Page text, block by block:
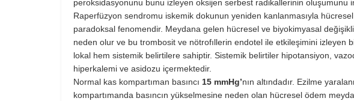
peroksidasyonunu bunu izleyen oksijen serbest radikallerinin oluşumunu
Raperfüzyon sendromu iskemik dokunun yeniden kanlanmasıyla
paradoksal fenomendir. Meydana gelen hücresel ve biyokimyasal
neden olur ve bu trombosit ve nötrofıllerin endotel ile etkileşimini izleyen
lokal hem sistemik belirtilere sahiptir. Sistemik belirtiler hipotansiyon,
hiperkalemi ve asidozu içermektedir.
Normal kas kompartıman basıncı 15 mmHg’nın altındadır. Ezilme
kompartımanda basıncın yükselmesine neden olan hücresel ödem